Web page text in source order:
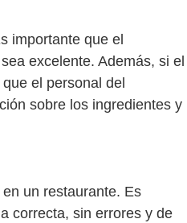
importante que el
excelente. Además, si el
el personal del
sobre los ingredientes y
un restaurante. Es
correcta, sin errores y de